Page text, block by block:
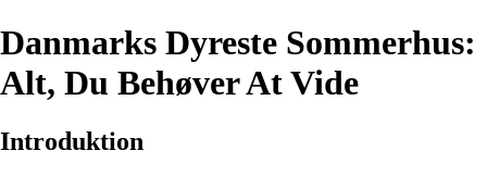
Danmarks Dyreste Sommerhus:
Alt, Du Behøver At Vide
Introduktion